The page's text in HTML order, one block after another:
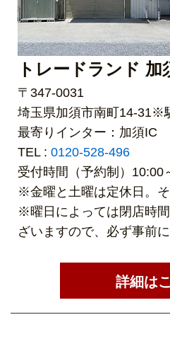
トレードランド 加
〒347-0031
埼玉県加須市南町14-31※
最寄りインター：加須IC
TEL : 0120-528-496
受付時間（予約制）10:00
※金曜と土曜は定休日。
※曜日によっては閉店時
ざいますので、必ず事前
詳細は